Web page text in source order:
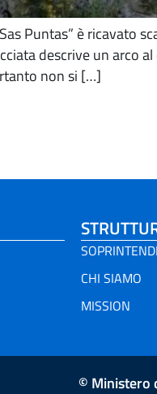
Puntas” è ricavato
descrive un arco
non si […]
CHI SIAMO
MISSION
© Ministero